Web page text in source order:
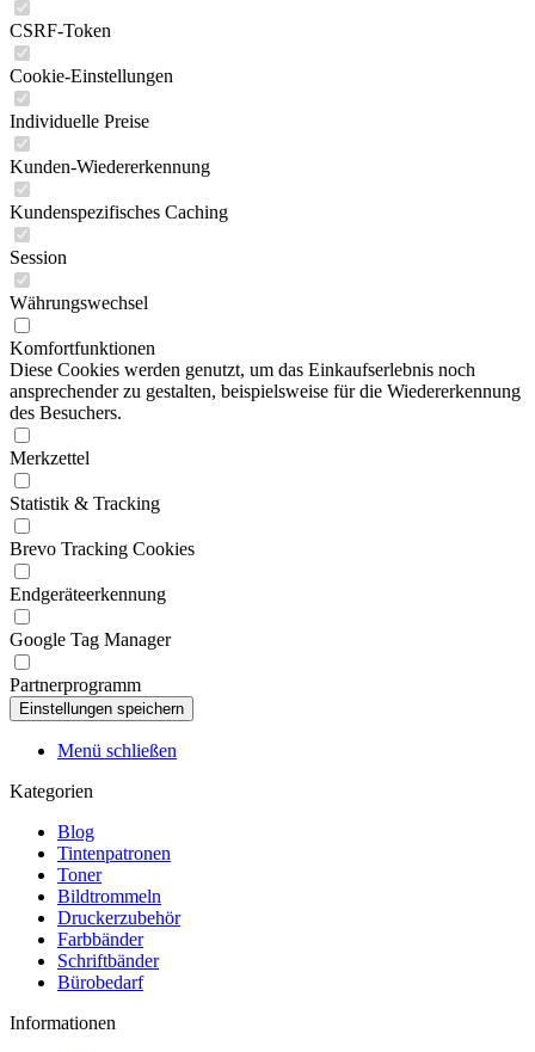
CSRF-Token
Cookie-Einstellungen
Individuelle Preise
Kunden-Wiedererkennung
Kundenspezifisches Caching
Session
Währungswechsel
Komfortfunktionen
Diese Cookies werden genutzt, um das Einkaufserlebnis noch
ansprechender zu gestalten, beispielsweise für die Wiedererkennung
des Besuchers.
Merkzettel
Statistik & Tracking
Brevo Tracking Cookies
Endgeräteerkennung
Google Tag Manager
Partnerprogramm
Menü schließen
Kategorien
Blog
Tintenpatronen
Toner
Bildtrommeln
Druckerzubehör
Farbbänder
Schriftbänder
Bürobedarf
Informationen